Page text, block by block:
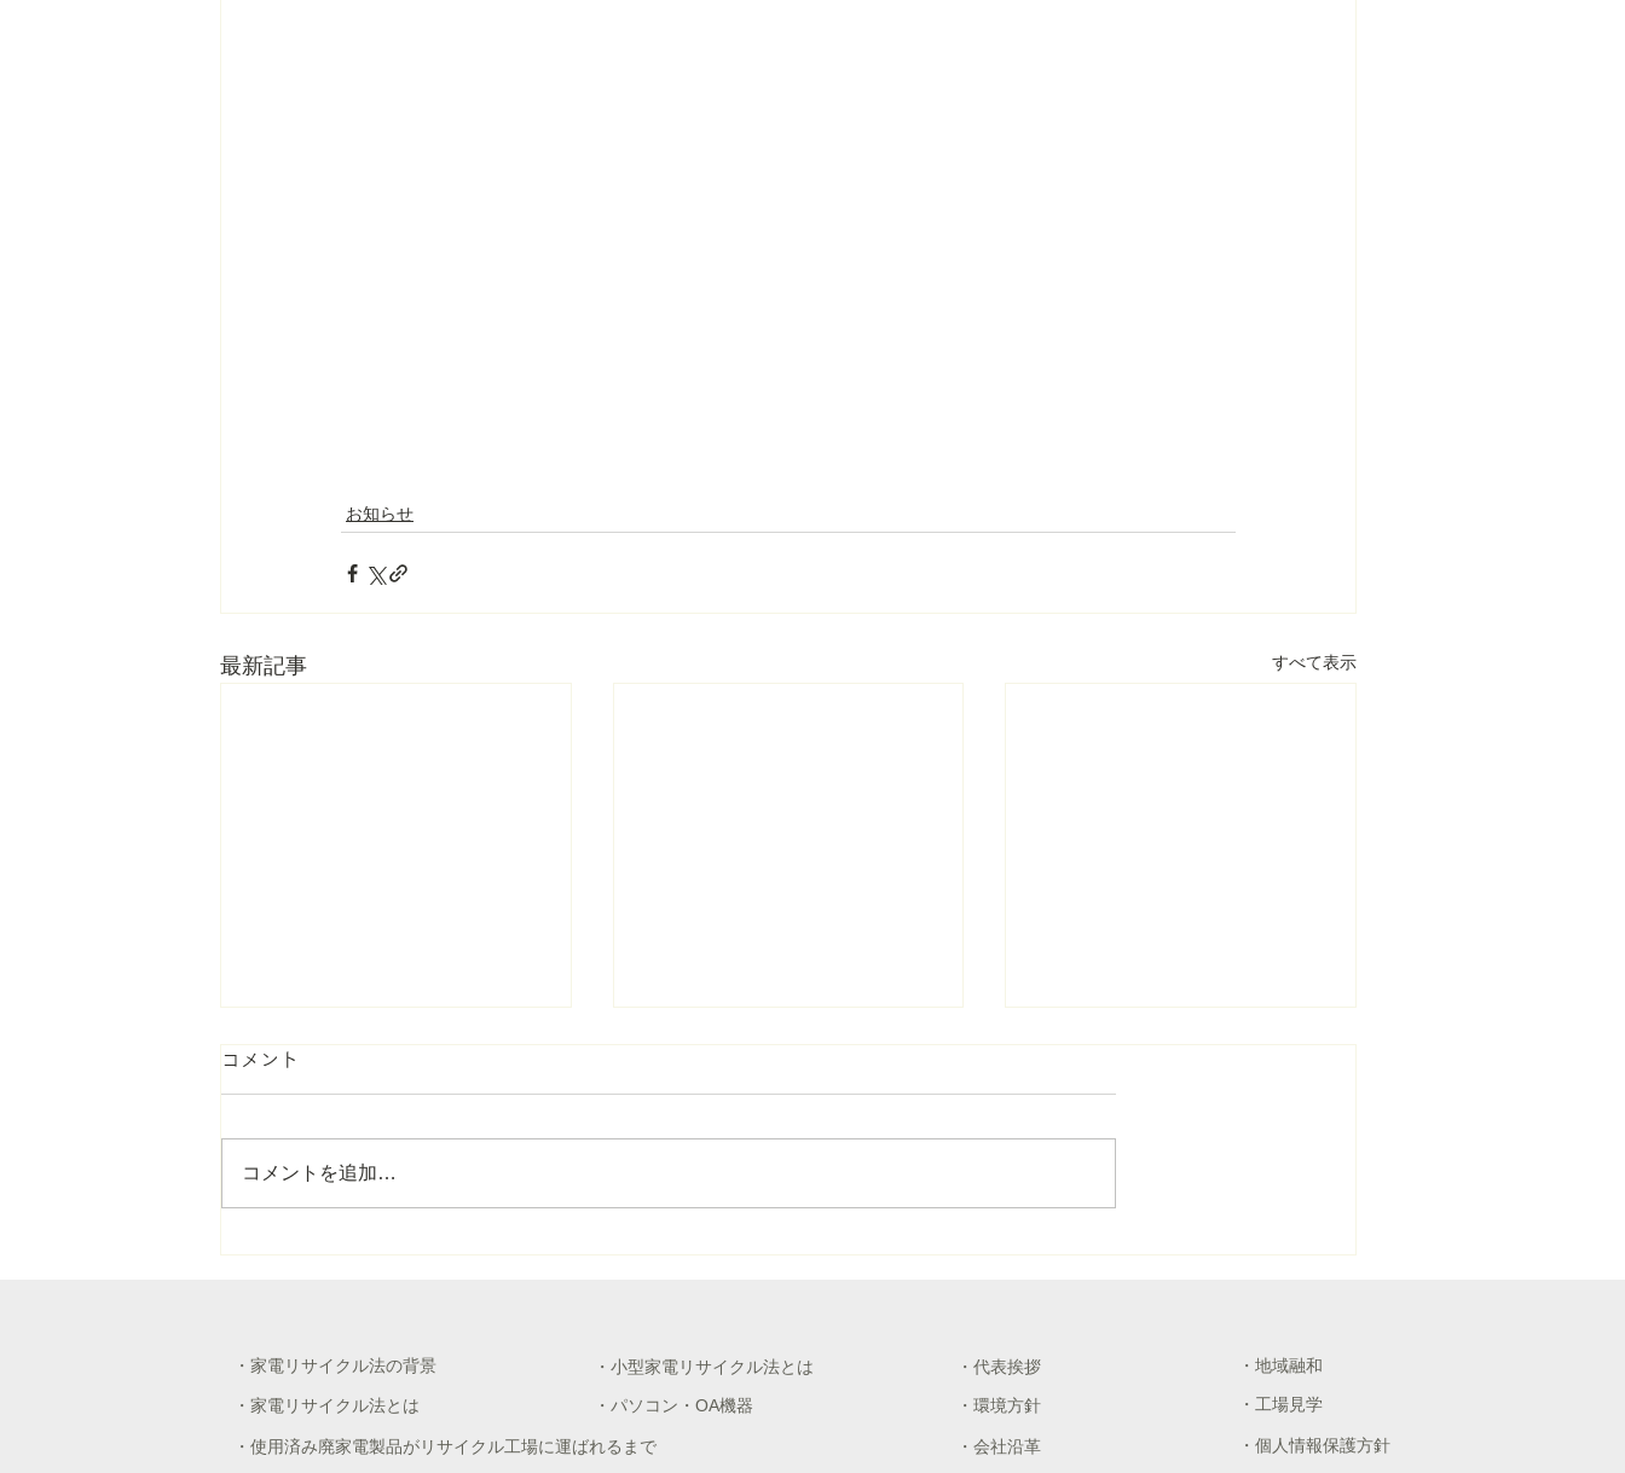
お知らせ
最新記事 すべて表示
「九州の水を育む阿蘇の守り
海と川のクリーンアップ作戦
を更新しました
URLよりご確認下さい。
コメント
コメントを追加…
・家電リサイクル法の背景
・家電リサイクル法とは
・使用済み廃家電製品がリサイクル工場に運ばれるまで
・小型家電リサイクル法とは
・パソコン・OA機器
・代表挨拶
・環境方針
・会社沿革
・地域融和
・工場見学
・個人情報保護方針